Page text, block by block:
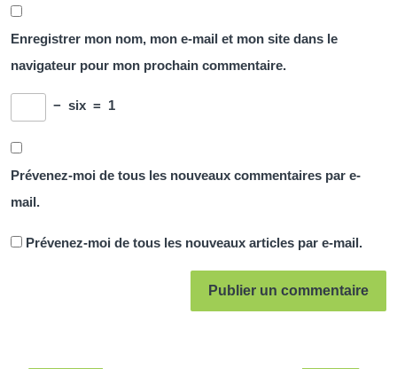
Enregistrer mon nom, mon e-mail et mon site dans le
navigateur pour mon prochain commentaire.
− six = 1
Prévenez-moi de tous les nouveaux commentaires par e-
mail.
Prévenez-moi de tous les nouveaux articles par e-mail.